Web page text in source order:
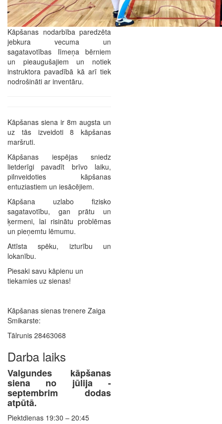
Kāpšanas nodarbība paredzēta
jebkura vecuma un
sagatavotības līmeņa bērniem
un pieaugušajiem un notiek
instruktora pavadībā kā arī tiek
nodrošināti ar inventāru.
Kāpšanas siena ir 8m augsta un
uz tās izveidoti 8 kāpšanas
maršruti.
Kāpšanas iespējas sniedz
lietderīgi pavadīt brīvo laiku,
pilnveidoties kāpšanas
entuziastiem un iesācējiem.
Kāpšana uzlabo fizisko
sagatavotību, gan prātu un
ķermeni, lai risinātu problēmas
un pieņemtu lēmumu.
Attīsta spēku, izturību un
lokanību.
Piesaki savu kāpienu un
tiekamies uz sienas!
Kāpšanas sienas trenere Zaiga
Smikarste:
Tālrunis 28463068
Darba laiks
Valgundes kāpšanas
siena no jūlija -
septembrim dodas
atpūtā.
Piektdienas 19:30 – 20:45